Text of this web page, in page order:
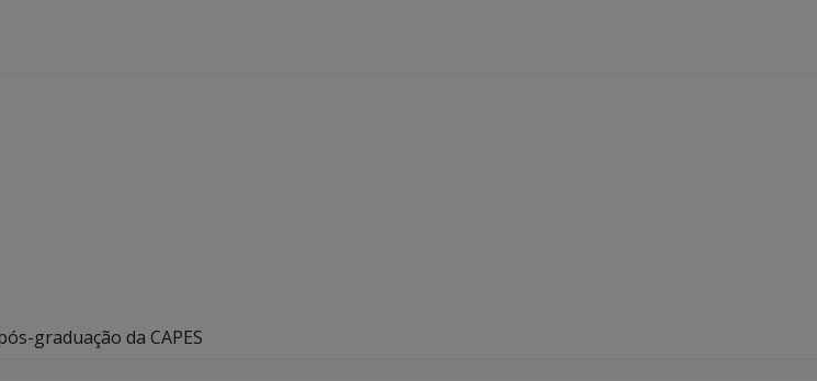
graduação da CAPES